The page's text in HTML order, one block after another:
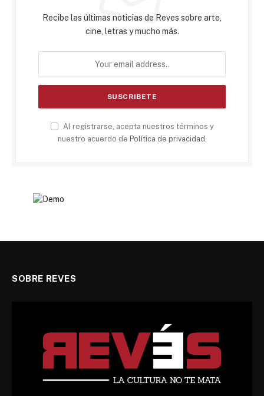
Recibe las últimas noticias de Reves sobre arte,
cine, letras y mucho más.
Al registrarse, acepta nuestros términos y
nuestro acuerdo de Política de privacidad
SOBRE REVES